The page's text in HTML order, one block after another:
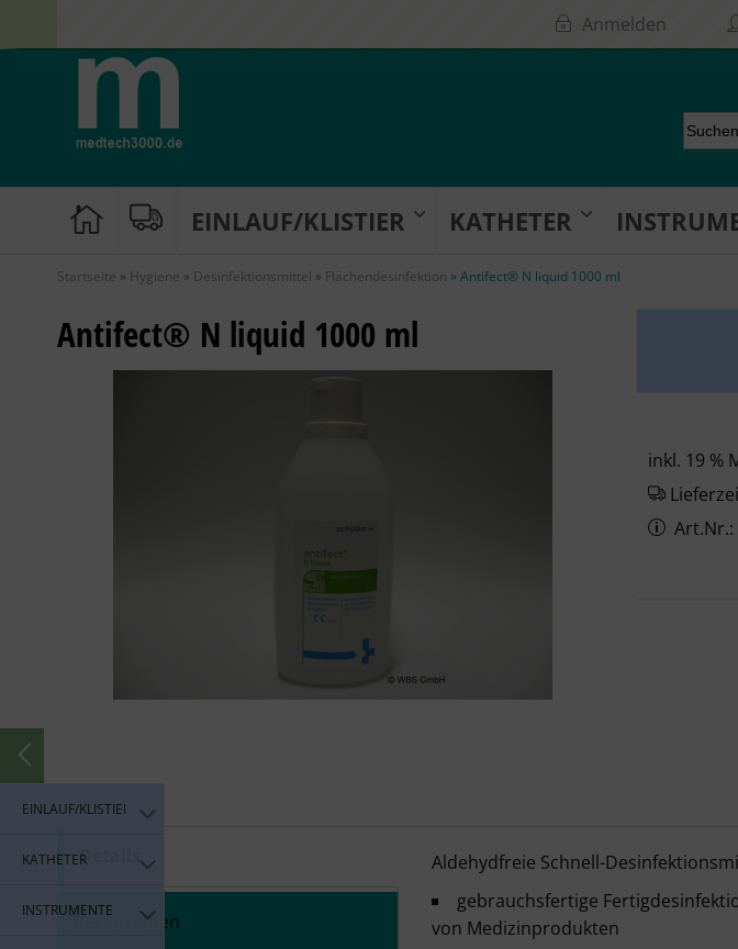
Anmelden
EINLAUF/KLISTIER KATHETER
EINLAUF/KLISTIER
KATHETER
INSTRUMENTE
Startseite » Hygiene » Desinfektionsmittel » Flächendesinfektion »Antifect® N liquid 1000 ml
Antifect® N liquid 1000 ml
inkl. 19 %
Art.Nr.:
Details
Rezensionen
Antifect® N liquid 1000
Aldehydfreie Schnell-
gebrauchsfertige
von Medizinprodukten